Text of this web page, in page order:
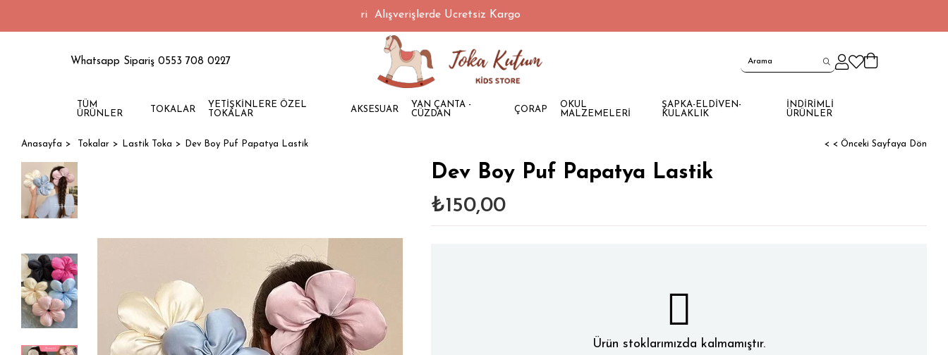
1500 TL Üzeri Alışverişlerde Ücretsiz Kargo
Whatsapp Sipariş 0553 708 0227
TÜM
ÜRÜNLER
TOKALAR
YETİŞKİNLERE ÖZEL
TOKALAR
AKSESUAR
YAN ÇANTA -
CÜZDAN
ÇORAP
OKUL
MALZEMELERİ
ŞAPKA-ELDİVEN-
KULAKLIK
İNDİRİMLİ
ÜRÜNLER
Anasayfa Tokalar Lastik Toka Dev Boy Puf Papatya Lastik < < Önceki Sayfaya Dön
Dev Boy Puf Papatya Lastik
₺150,00
Ürün stoklarımızda kalmamıştır.